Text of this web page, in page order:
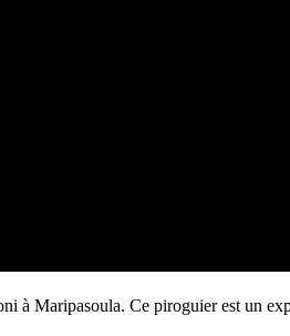
à Maripasoula. Ce piroguier est un